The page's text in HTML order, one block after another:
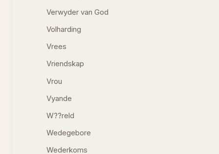
Verwyder van God
Volharding
Vrees
Vriendskap
Vrou
Vyande
W??reld
Wedegebore
Wederkoms